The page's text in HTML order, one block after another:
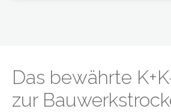
Das bewährte
zur